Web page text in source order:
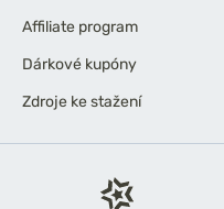
Affiliate program
Dárkové kupóny
Zdroje ke stažení